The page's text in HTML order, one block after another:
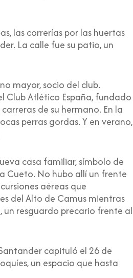
las correrías por las huertas
La calle fue su patio, un
mayor, socio del club.
Club Atlético España, fundado
de su hermano. En la
perras gordas. Y en verano,
casa familiar, símbolo de
Cueto. No hubo allí un frente
aéreas que
del Alto de Camus mientras
resguardo precario frente al
capituló el 26 de
un espacio que hasta